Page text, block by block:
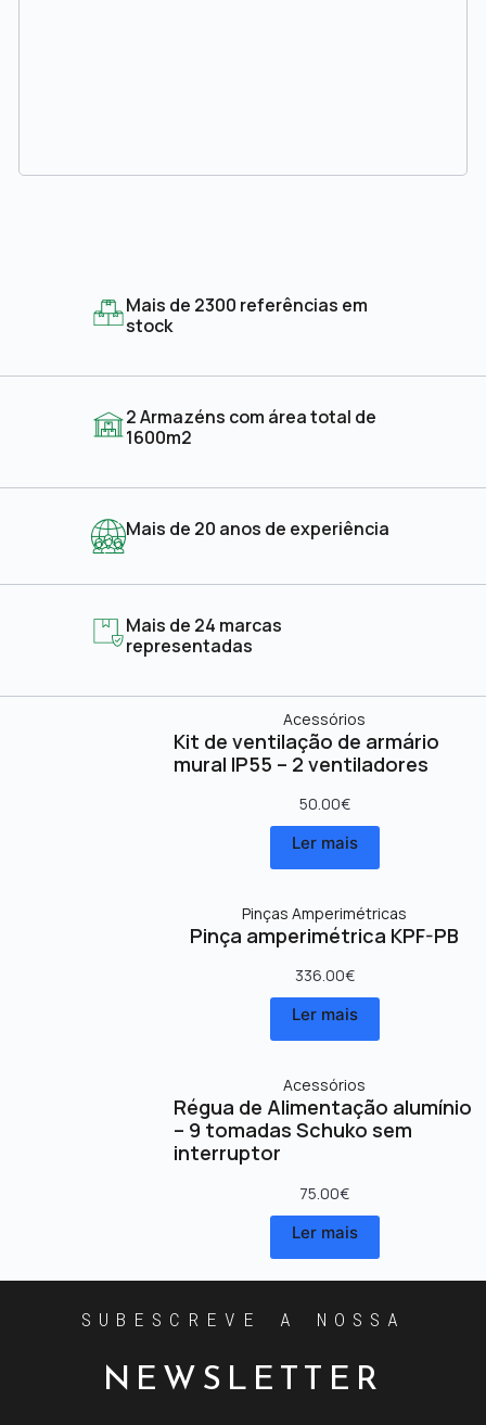
Mais de 2300 referências em
stock
2 Armazéns com área total de
1600m2
Mais de 20 anos de experiência
Mais de 24 marcas
representadas
Acessórios
Kit de ventilação de armário
mural IP55 – 2 ventiladores
50.00€
Ler mais
Pinças Amperimétricas
Pinça amperimétrica KPF-PB
336.00€
Ler mais
Acessórios
Régua de Alimentação alumínio
– 9 tomadas Schuko sem
interruptor
75.00€
Ler mais
SUBESCREVE A NOSSA
NEWSLETTER